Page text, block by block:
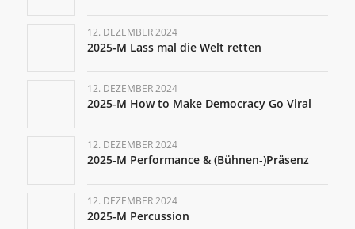
12. DEZEMBER 2024
2025-M Lass mal die Welt retten
12. DEZEMBER 2024
2025-M How to Make Democracy Go Viral
12. DEZEMBER 2024
2025-M Performance & (Bühnen-)Präsenz
12. DEZEMBER 2024
2025-M Percussion